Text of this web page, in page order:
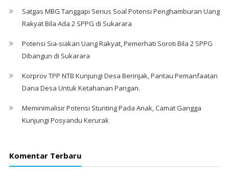
Satgas MBG Tanggapi Serius Soal Potensi Penghamburan Uang
Rakyat Bila Ada 2 SPPG di Sukarara
Potensi Sia-siakan Uang Rakyat, Pemerhati Soroti Bila 2 SPPG
Dibangun di Sukarara
Korprov TPP NTB Kunjungi Desa Beririjak, Pantau Pemanfaatan
Dana Desa Untuk Ketahanan Pangan.
Meminimalisir Potensi Stunting Pada Anak, Camat Gangga
Kunjungi Posyandu Kerurak
Komentar Terbaru